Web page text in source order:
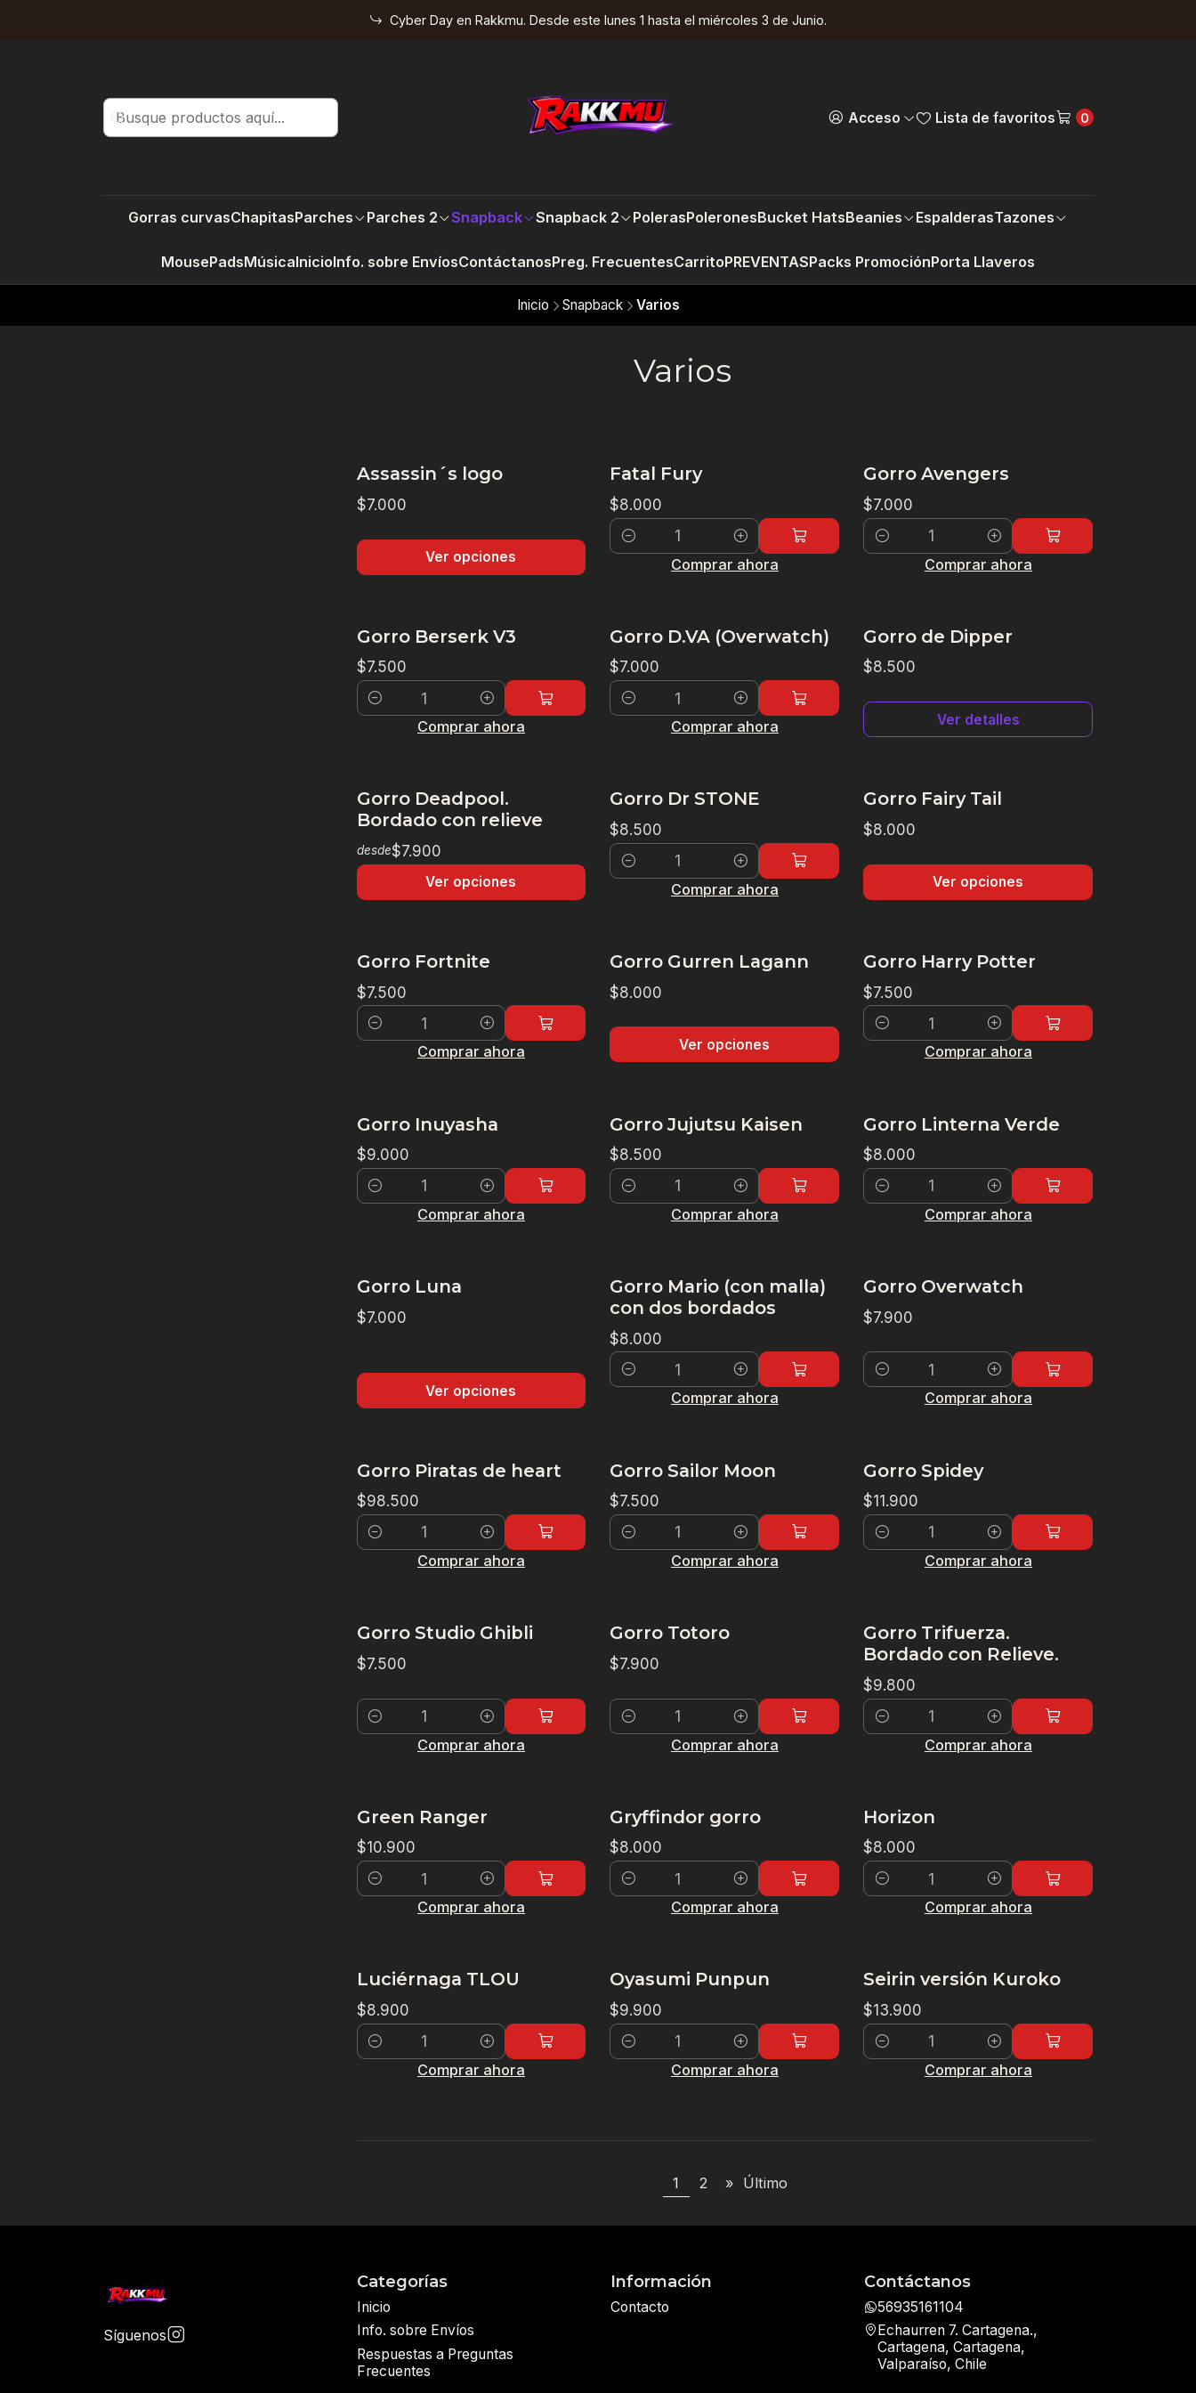
Acceso Lista de favoritos 0
Gorras curvasChapitasParches Parches 2 Snapback Snapback 2 PolerasPoleronesBucket HatsBeanies EspalderasTazones
MousePadsMúsicaInicioInfo. sobre EnvíosContáctanosPreg. FrecuentesCarritoPREVENTASPacks PromociónPorta Llaveros
Cyber Day en Rakkmu. Desde este lunes 1 hasta el miércoles 3 de Junio.
Inicio Snapback Varios
Varios
Assassin´s logo
$7.000
Ver opciones
Fatal Fury
$8.000
Cantidad
Comprar ahora
Gorro Avengers
$7.000
Cantidad
Comprar ahora
Gorro Berserk V3
$7.500
Cantidad
Comprar ahora
Gorro D.VA (Overwatch)
$7.000
Cantidad
Comprar ahora
Agotado
Gorro de Dipper
$8.500
Ver detalles
Gorro Deadpool.
Bordado con relieve
desde$7.900
Ver opciones
Gorro Dr STONE
$8.500
Cantidad
Comprar ahora
Gorro Fairy Tail
$8.000
Ver opciones
Gorro Fortnite
$7.500
Cantidad
Comprar ahora
Gorro Gurren Lagann
$8.000
Ver opciones
Gorro Harry Potter
$7.500
Cantidad
Comprar ahora
Gorro Inuyasha
$9.000
Cantidad
Comprar ahora
Gorro Jujutsu Kaisen
$8.500
Cantidad
Comprar ahora
Gorro Linterna Verde
$8.000
Cantidad
Comprar ahora
Gorro Luna
$7.000
Ver opciones
Gorro Mario (con malla)
con dos bordados
$8.000
Cantidad
Comprar ahora
Gorro Overwatch
$7.900
Cantidad
Comprar ahora
Gorro Piratas de heart
$98.500
Cantidad
Comprar ahora
Gorro Sailor Moon
$7.500
Cantidad
Comprar ahora
Gorro Spidey
$11.900
Cantidad
Comprar ahora
Gorro Studio Ghibli
$7.500
Cantidad
Comprar ahora
Gorro Totoro
$7.900
Cantidad
Comprar ahora
Gorro Trifuerza.
Bordado con Relieve.
$9.800
Cantidad
Comprar ahora
Green Ranger
$10.900
Cantidad
Comprar ahora
Gryffindor gorro
$8.000
Cantidad
Comprar ahora
Horizon
$8.000
Cantidad
Comprar ahora
Luciérnaga TLOU
$8.900
Cantidad
Comprar ahora
Oyasumi Punpun
$9.900
Cantidad
Comprar ahora
Seirin versión Kuroko
$13.900
Cantidad
Comprar ahora
1 2 » Último
Síguenos
Categorías
Inicio
Info. sobre Envíos
Respuestas a Preguntas
Frecuentes
Información
Contacto
Contáctanos
56935161104
Echaurren 7. Cartagena.,
Cartagena, Cartagena,
Valparaíso, Chile